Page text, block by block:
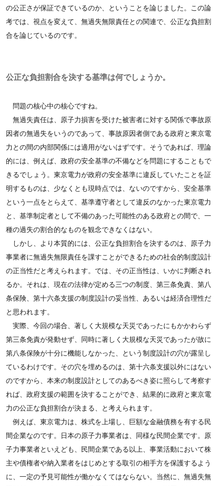
の公正さが保証できているのか、ということを論じました。この論
考では、視点を変えて、無過失無限責任との関連で、公正な負担割
合を論じているのです。
公正な負担割合を決する基準は何でしょうか。
問題の核心中の核心ですね。
無過失責任は、原子力損害を受けた被害者に対する関係で事故原
因者の無過失をいうのであって、事故原因者側である政府と東京電
力との間の内部関係には適用がないはずです。そうであれば、理論
的には、例えば、政府の安全基準の不備などを問題にすることもで
きるでしょう。東京電力が政府の安全基準に違反していたことを証
明するものは、少なくとも現時点では、ないのですから、安全基準
という一点をとらえて、基準遵守者として違反のなかった東京電力
と、基準制定者として不備のあった可能性のある政府との間で、一
種の過失の割合的なものを観念できなくはない。
しかし、より本質的には、公正な負担割合を決するのは、原子力
事業者に無過失無限責任を課すことができるための社会的制度設計
の正当性だと考えられます。では、その正当性は、いかに判断され
るか。それは、現在の法律が定める三つの制度、第三条免責、第八
条保険、第十六条支援の制度設計の妥当性、あるいは経済合理性だ
と思われます。
実際、今回の場合、著しく大規模な天災であったにもかかわらず
第三条免責が発動せず、同時に著しく大規模な天災であったが故に
第八条保険が十分に機能しなかった、という制度設計の穴が露呈し
ているわけです。その穴を埋めるのは、第十六条支援以外にはない
のですから、本来の制度設計としてのあるべき姿に照らして考察す
れば、政府支援の範囲を決することができ、結果的に政府と東京電
力の公正な負担割合が決まる、と考えられます。
例えば、東京電力は、株式を上場し、巨額な金融債務を有する民
間企業なのです。日本の原子力事業者は、同様な民間企業です。原
子力事業者といえども、民間企業である以上、事業活動において株
主や債権者や納入業者をはじめとする取引の相手方を保護するよう
に、一定の予見可能性が働かなくてはならない。当然に、無過失無